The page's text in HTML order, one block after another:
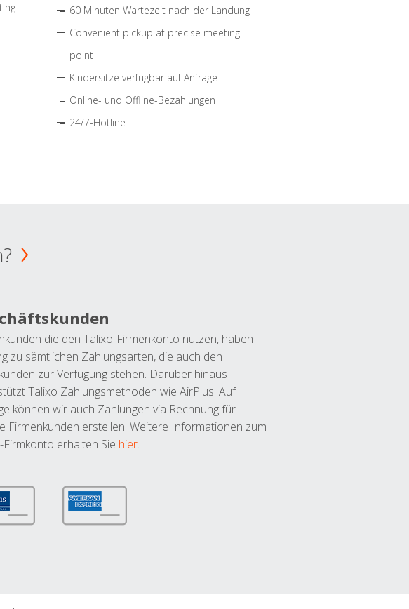
60 Minuten Wartezeit nach der Landung
Convenient pickup at precise meeting
point
Kindersitze verfügbar auf Anfrage
Online- und Offline-Bezahlungen
24/7-Hotline
die den Talixo-Firmenkonto nutzen, haben
zu sämtlichen Zahlungsarten, die auch den
zur Verfügung stehen. Darüber hinaus
Talixo Zahlungsmethoden wie AirPlus. Auf
können wir auch Zahlungen via Rechnung für
Firmenkunden erstellen. Weitere Informationen zum
Firmkonto erhalten Sie hier.